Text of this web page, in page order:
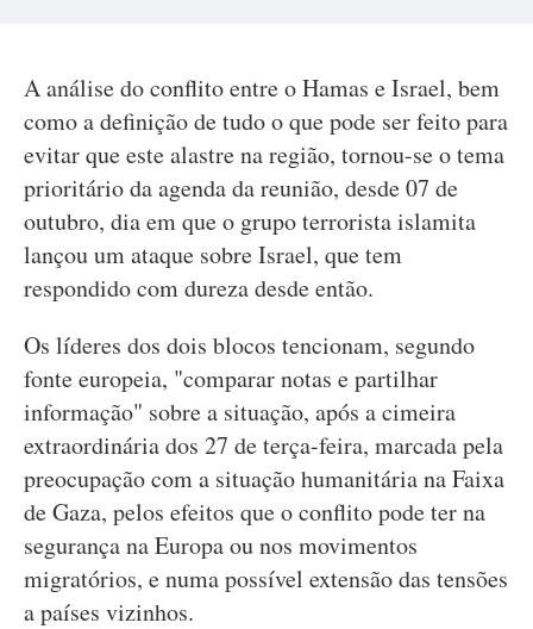
A análise do conflito entre o Hamas e Israel, bem
como a definição de tudo o que pode ser feito para
evitar que este alastre na região, tornou-se o tema
prioritário da agenda da reunião, desde 07 de
outubro, dia em que o grupo terrorista islamita
lançou um ataque sobre Israel, que tem
respondido com dureza desde então.
Os líderes dos dois blocos tencionam, segundo
fonte europeia, "comparar notas e partilhar
informação" sobre a situação, após a cimeira
extraordinária dos 27 de terça-feira, marcada pela
preocupação com a situação humanitária na Faixa
de Gaza, pelos efeitos que o conflito pode ter na
segurança na Europa ou nos movimentos
migratórios, e numa possível extensão das tensões
a países vizinhos.